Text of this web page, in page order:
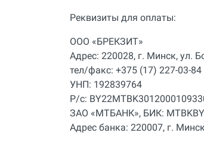
резки. Припой и флюс
Оборудование для сварки
полимеров
Оборудование для
телеинспекции трубопроводов
Малая дорожная техника
Реквизиты для оплаты:
ООО «БРЕКЗИТ»
Адрес: 220028, г. Минск, ул.
тел/факс: +375 (17) 227-03-84
УНП: 192839764
Р/с:
ЗАО «МТБАНК», БИК:
Адрес банка: 220007, г.